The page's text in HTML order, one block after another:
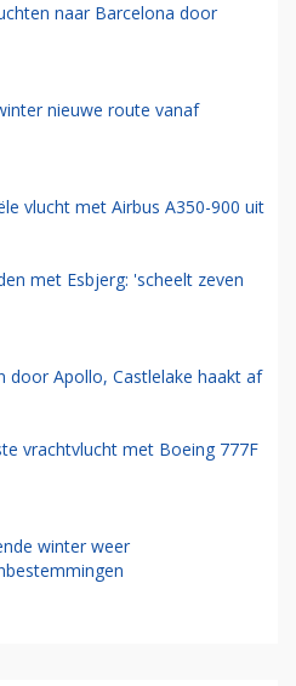
naar Barcelona door
nieuwe route vanaf
vlucht met Airbus A350-900 uit
met Esbjerg: 'scheelt zeven
door Apollo, Castlelake haakt af
vrachtvlucht met Boeing 777F
winter weer